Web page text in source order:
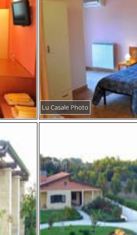
Lu Casale Photo